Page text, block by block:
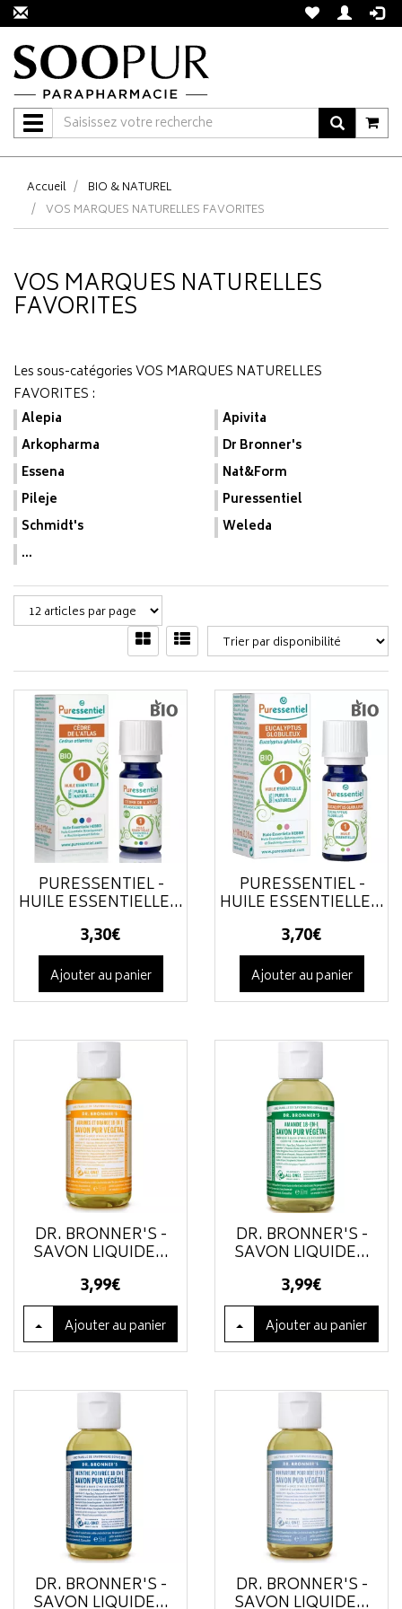
Navigation
Accueil
BIO & NATUREL
VOS MARQUES NATURELLES FAVORITES
VOS MARQUES NATURELLES
FAVORITES
Les sous-catégoriesVOS MARQUES NATURELLES
FAVORITES :
Alepia
Apivita
Arkopharma
Dr Bronner's
Essena
Nat&Form
Pileje
Puressentiel
Schmidt's
Weleda
...
PURESSENTIEL -
HUILE ESSENTIELLE...
3,30€
Ajouter au panier
PURESSENTIEL -
HUILE ESSENTIELLE...
3,70€
Ajouter au panier
DR. BRONNER'S -
SAVON LIQUIDE...
3,99€
Ajouterau panier
DR. BRONNER'S -
SAVON LIQUIDE...
3,99€
Ajouterau panier
DR. BRONNER'S -
SAVON LIQUIDE...
DR. BRONNER'S -
SAVON LIQUIDE...